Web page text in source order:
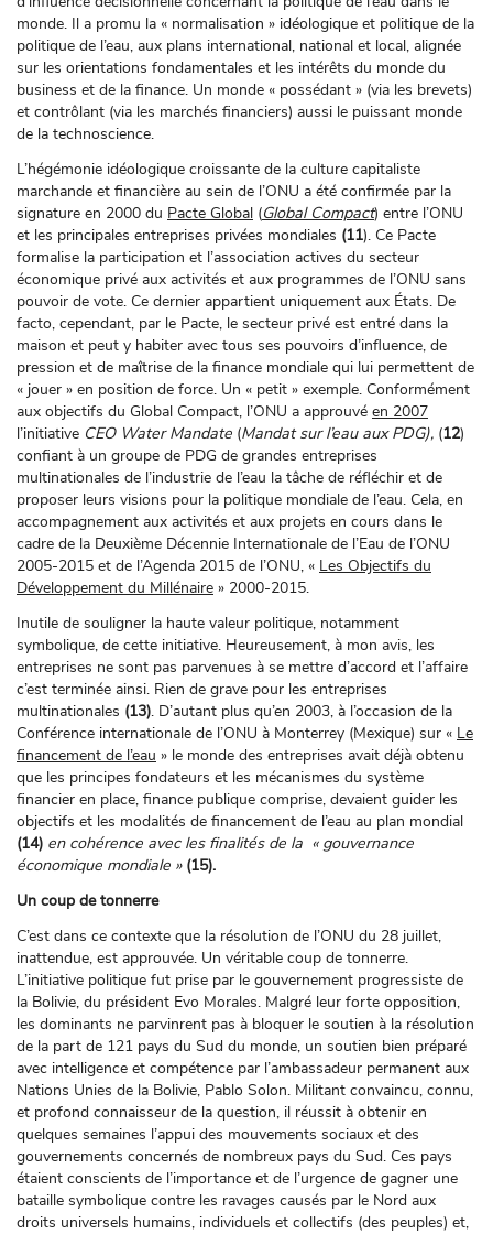
monde. Il a promu la « normalisation » idéologique et politique de la
politique de l’eau, aux plans international, national et local, alignée
sur les orientations fondamentales et les intérêts du monde du
business et de la finance. Un monde « possédant » (via les brevets)
et contrôlant (via les marchés financiers) aussi le puissant monde
de la technoscience.
L’hégémonie idéologique croissante de la culture capitaliste
marchande et financière au sein de l’ONU a été confirmée par la
signature en 2000 du Pacte Global (Global Compact) entre l’ONU
et les principales entreprises privées mondiales (11). Ce Pacte
formalise la participation et l’association actives du secteur
économique privé aux activités et aux programmes de l’ONU sans
pouvoir de vote. Ce dernier appartient uniquement aux États. De
facto, cependant, par le Pacte, le secteur privé est entré dans la
maison et peut y habiter avec tous ses pouvoirs d’influence, de
pression et de maîtrise de la finance mondiale qui lui permettent de
« jouer » en position de force. Un « petit » exemple. Conformément
aux objectifs du Global Compact, l’ONU a approuvé en 2007
l’initiative CEO Water Mandate (Mandat sur l’eau aux PDG), (12)
confiant à un groupe de PDG de grandes entreprises
multinationales de l’industrie de l’eau la tâche de réfléchir et de
proposer leurs visions pour la politique mondiale de l’eau. Cela, en
accompagnement aux activités et aux projets en cours dans le
cadre de la Deuxième Décennie Internationale de l’Eau de l’ONU
2005-2015 et de l’Agenda 2015 de l’ONU, « Les Objectifs du
Développement du Millénaire » 2000-2015.
Inutile de souligner la haute valeur politique, notamment
symbolique, de cette initiative. Heureusement, à mon avis, les
entreprises ne sont pas parvenues à se mettre d’accord et l’affaire
c’est terminée ainsi. Rien de grave pour les entreprises
multinationales (13) . D’autant plus qu’en 2003, à l’occasion de la
Conférence internationale de l’ONU à Monterrey (Mexique) sur « Le
financement de l’eau » le monde des entreprises avait déjà obtenu
que les principes fondateurs et les mécanismes du système
financier en place, finance publique comprise, devaient guider les
objectifs et les modalités de financement de l’eau au plan mondial
(14) en cohérence avec les finalités de la « gouvernance
économique mondiale » (15).
Un coup de tonnerre
C’est dans ce contexte que la résolution de l’ONU du 28 juillet,
inattendue, est approuvée. Un véritable coup de tonnerre.
L’initiative politique fut prise par le gouvernement progressiste de
la Bolivie, du président Evo Morales. Malgré leur forte opposition,
les dominants ne parvinrent pas à bloquer le soutien à la résolution
de la part de 121 pays du Sud du monde, un soutien bien préparé
avec intelligence et compétence par l’ambassadeur permanent aux
Nations Unies de la Bolivie, Pablo Solon. Militant convaincu, connu,
et profond connaisseur de la question, il réussit à obtenir en
quelques semaines l’appui des mouvements sociaux et des
gouvernements concernés de nombreux pays du Sud. Ces pays
étaient conscients de l’importance et de l’urgence de gagner une
bataille symbolique contre les ravages causés par le Nord aux
droits universels humains, individuels et collectifs (des peuples) et,